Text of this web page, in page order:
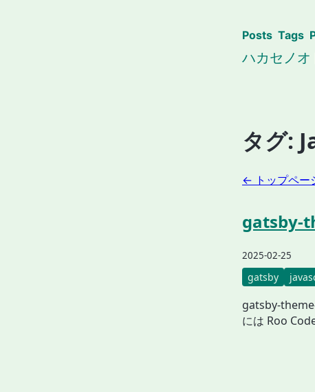
Posts Tags
ハカセノオ
タグ:
← トップペー
gatsby-
2025-02-25
gatsby
gatsby-
には Roo